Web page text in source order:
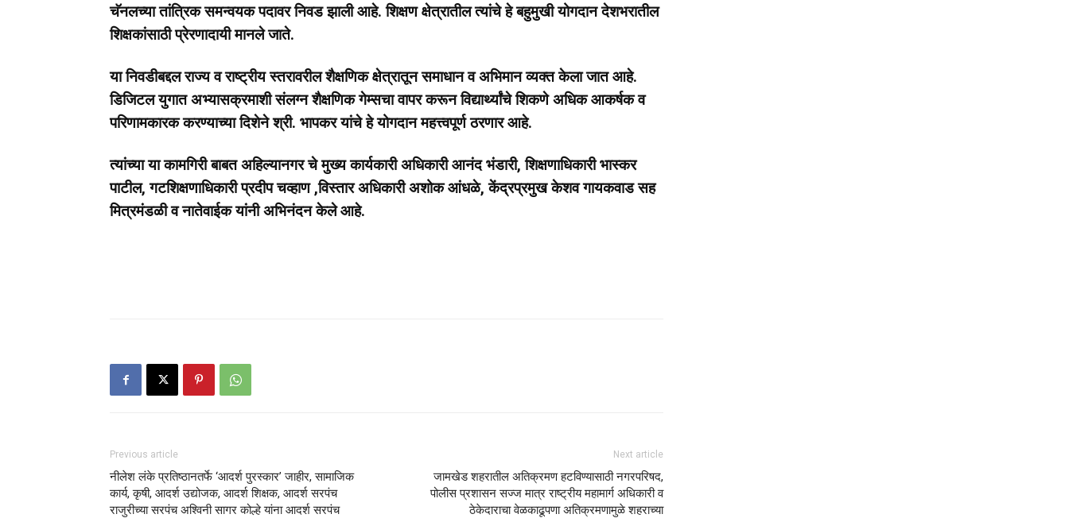
चॅनलच्या तांत्रिक समन्वयक पदावर निवड झाली आहे. शिक्षण क्षेत्रातील त्यांचे हे बहुमुखी योगदान देशभरातील
शिक्षकांसाठी प्रेरणादायी मानले जाते.
या निवडीबद्दल राज्य व राष्ट्रीय स्तरावरील शैक्षणिक क्षेत्रातून समाधान व अभिमान व्यक्त केला जात आहे.
डिजिटल युगात अभ्यासक्रमाशी संलग्न शैक्षणिक गेम्सचा वापर करून विद्यार्थ्यांचे शिकणे अधिक आकर्षक व
परिणामकारक करण्याच्या दिशेने श्री. भापकर यांचे हे योगदान महत्त्वपूर्ण ठरणार आहे.
त्यांच्या या कामगिरी बाबत अहिल्यानगर चे मुख्य कार्यकारी अधिकारी आनंद भंडारी, शिक्षणाधिकारी भास्कर
पाटील, गटशिक्षणाधिकारी प्रदीप चव्हाण ,विस्तार अधिकारी अशोक आंधळे, केंद्रप्रमुख केशव गायकवाड सह
मित्रमंडळी व नातेवाईक यांनी अभिनंदन केले आहे.
Previous article
नीलेश लंके प्रतिष्ठानतर्फे ‘आदर्श पुरस्कार’ जाहीर, सामाजिक
कार्य, कृषी, आदर्श उद्योजक, आदर्श शिक्षक, आदर्श सरपंच
राजुरीच्या सरपंच अश्विनी सागर कोल्हे यांना आदर्श सरपंच
Next article
जामखेड शहरातील अतिक्रमण हटविण्यासाठी नगरपरिषद,
पोलीस प्रशासन सज्ज मात्र राष्ट्रीय महामार्ग अधिकारी व
ठेकेदाराचा वेळकाढूपणा अतिक्रमणामुळे शहराच्या